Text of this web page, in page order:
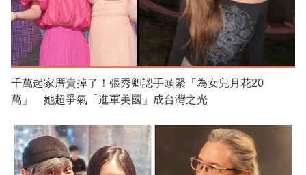
千萬起家厝賣掉了！張秀卿認手頭緊「為女兒月花20
萬」 她超爭氣「進軍美國」成台灣之光